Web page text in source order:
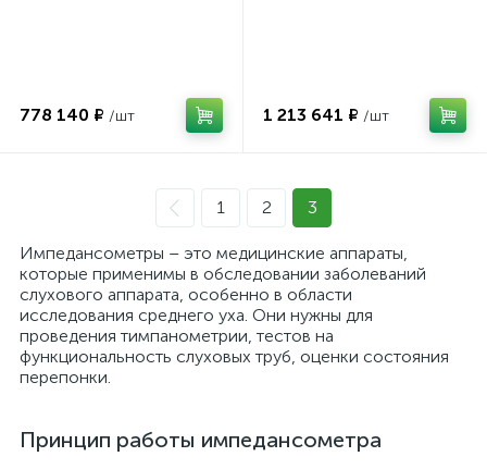
778 140 ₽ 1 213 641 ₽
1 2 3
Импедансометры – это медицинские аппараты,
которые применимы в обследовании заболеваний
слухового аппарата, особенно в области
исследования среднего уха. Они нужны для
проведения тимпанометрии, тестов на
функциональность слуховых труб, оценки состояния
перепонки.
Принцип работы импедансометра